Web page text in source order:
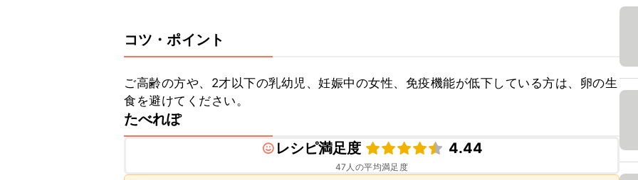
コツ・ポイント
ご高齢の方や、2才以下の乳幼児、妊娠中の女性、免疫機能が低下している方は、卵の生
食を避けてください。
たべれぽ
レシピ満足度
4.44
47 人の平均満足度